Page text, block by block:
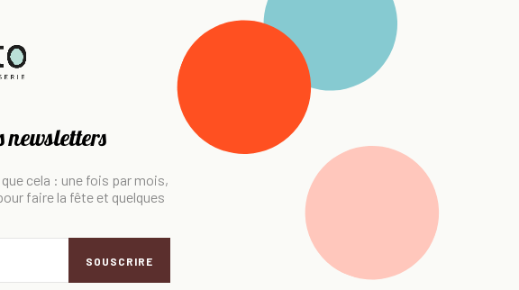
newsletters
cela : une fois par mois,
faire la fête et quelques
SOUSCRIRE